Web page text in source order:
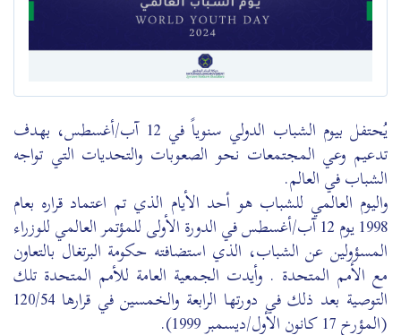
يُحتفل بيوم الشباب الدولي سنوياً في 12 آب/أغسطس، بهدف
تدعيم وعي المجتمعات نحو الصعوبات والتحديات التي تواجه
الشباب في العالم.
واليوم العالمي للشباب هو أحد الأيام الذي تم اعتماد قراره بعام
1998 يوم 12 آب/أغسطس في الدورة الأولى للمؤتمر العالمي للوزراء
المسؤولين عن الشباب، الذي استضافته حكومة البرتغال بالتعاون
مع الأمم المتحدة . وأيدت الجمعية العامة للأمم المتحدة تلك
التوصية بعد ذلك في دورتها الرابعة والخمسين في قرارها 120/54
(المؤرخ 17 كانون الأول/ديسمبر 1999).